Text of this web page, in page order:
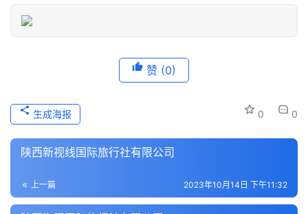
息
游
家
赞 (0)
0 0
生成海报
陕西新视线国际旅行社有限公司
上一篇 2023年10月14日 下午11:32